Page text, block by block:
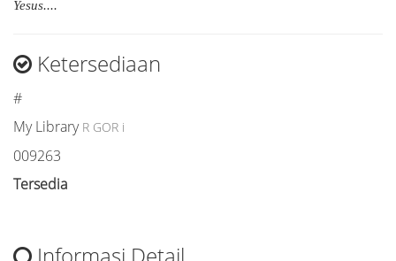
Yesus....
Ketersediaan
#
My Library R GOR i
009263
Tersedia